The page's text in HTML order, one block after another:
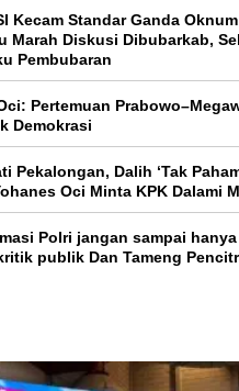
Kecam Standar Ganda
Marah Diskusi Dibubarkab,
Pembubaran
Pertemuan
Demokrasi
Pekalongan, Dalih ‘Tak
Oci Minta KPK Dalami
Polri jangan sampai
publik Dan Tameng